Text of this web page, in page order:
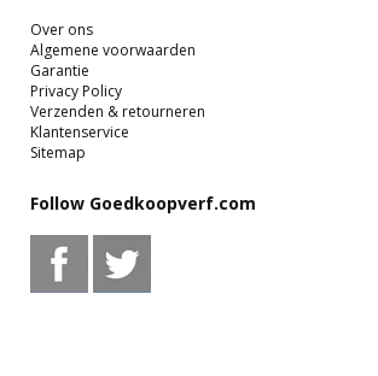
Over ons
Algemene voorwaarden
Garantie
Privacy Policy
Verzenden & retourneren
Klantenservice
Sitemap
Follow Goedkoopverf.com